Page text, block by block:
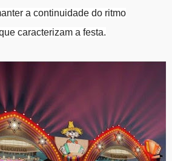
a continuidade do ritmo
caracterizam a festa.